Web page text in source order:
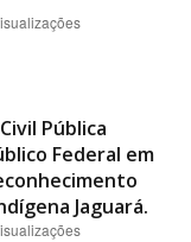
Pública
Federal em
Jaguará.